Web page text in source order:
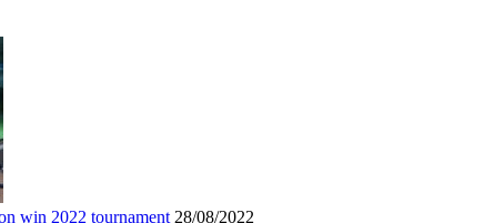
win 2022 tournament 28/08/2022